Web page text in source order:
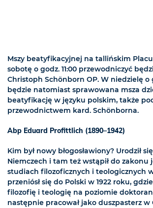
Mszy beatyfikacyjnej na tallińskim
sobotę o godz. 11:00 przewodniczyć
Christoph Schönborn OP. W niedzielę o
będzie natomiast sprawowana msza
beatyfikację w języku polskim, także
przewodnictwem kard. Schönborna.
Abp Eduard Profittlich (1890–1942)
Kim był nowy błogosławiony? Urodził
Niemczech i tam też wstąpił do zakonu
studiach filozoficznych i teologicznych
przeniósł się do Polski w 1922 roku,
filozofię i teologię na poziomie
następnie pracował jako duszpasterz w